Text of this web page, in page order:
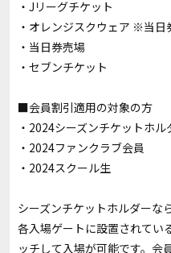
・Jリーグチケット
・オレンジスクウェア ※当日
・当日券売場
・セブンチケット
■会員割引適用の対象の方
・2024シーズンチケットホル
・2024ファンクラブ会員
・2024スクール生
シーズンチケットホルダーな
各入場ゲートに設置されてい
ッチして入場が可能です。会